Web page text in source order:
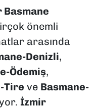
Basmane
önemli
arasında
Denizli,
Ödemiş,
Tire ve Basmane-
İzmir